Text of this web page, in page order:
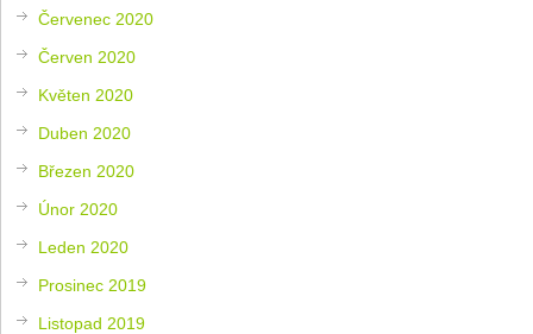
Červenec 2020
Červen 2020
Květen 2020
Duben 2020
Březen 2020
Únor 2020
Leden 2020
Prosinec 2019
Listopad 2019